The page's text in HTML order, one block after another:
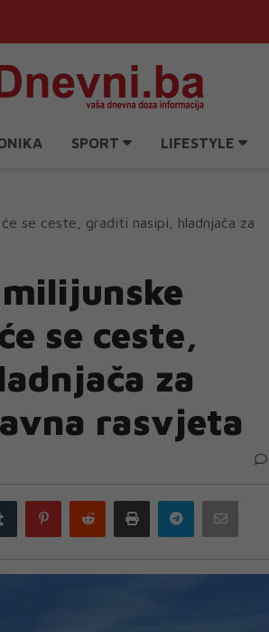
SPORT LIFESTYLE
se ceste, graditi nasipi, hladnjača za
se ceste,
za
rasvjeta
Tumblr PinterestReddit Print Telegram